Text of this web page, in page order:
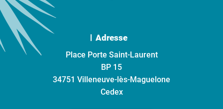
Adresse
Place Porte Saint-Laurent
BP 15
34751 Villeneuve-lès-Maguelone
Cedex